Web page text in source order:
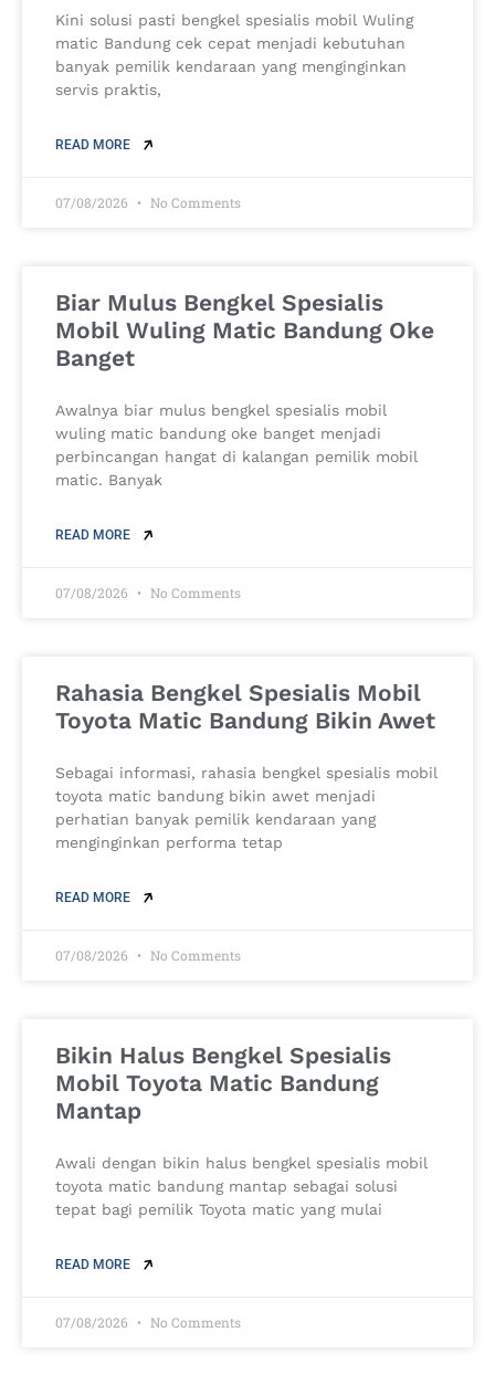
Kini solusi pasti bengkel spesialis mobil Wuling
matic Bandung cek cepat menjadi kebutuhan
banyak pemilik kendaraan yang menginginkan
servis praktis,
READ MORE
07/08/2026 No Comments
Biar Mulus Bengkel Spesialis
Mobil Wuling Matic Bandung Oke
Banget
Awalnya biar mulus bengkel spesialis mobil
wuling matic bandung oke banget menjadi
perbincangan hangat di kalangan pemilik mobil
matic. Banyak
READ MORE
07/08/2026 No Comments
Rahasia Bengkel Spesialis Mobil
Toyota Matic Bandung Bikin Awet
Sebagai informasi, rahasia bengkel spesialis mobil
toyota matic bandung bikin awet menjadi
perhatian banyak pemilik kendaraan yang
menginginkan performa tetap
READ MORE
07/08/2026 No Comments
Bikin Halus Bengkel Spesialis
Mobil Toyota Matic Bandung
Mantap
Awali dengan bikin halus bengkel spesialis mobil
toyota matic bandung mantap sebagai solusi
tepat bagi pemilik Toyota matic yang mulai
READ MORE
07/08/2026 No Comments